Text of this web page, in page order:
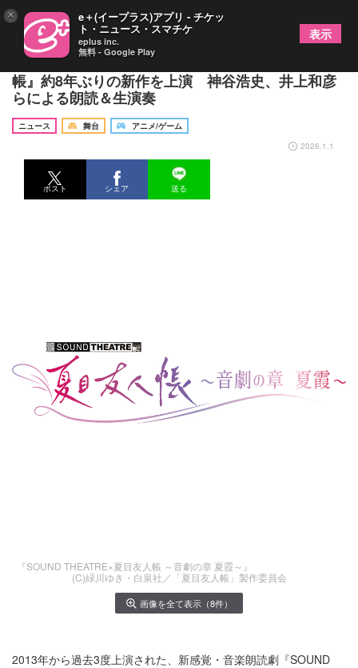
新感覚・音楽朗読劇『SOUND THEATRE×夏目友人
帳』約8年ぶりの新作を上演 神谷浩史、井上和彦
らによる朗読＆生演奏
ニュース 舞台
アニメ/ゲーム
2026.1.1
ポスト シェア 送る
『SOUND THEATRE×夏目友人帳 ～音劇の章 夏霞～』
(C)緑川ゆき・白泉社／「夏目友人帳」製作委員会
画像を全て表示（8件）
2013年から過去3度上演された、新感覚・音楽朗読劇『SOUND
× e＋(イープラス)アプリ - チケッ
ト・ニュース・スマチケ
eplus inc.
無料 - Google Play
表示